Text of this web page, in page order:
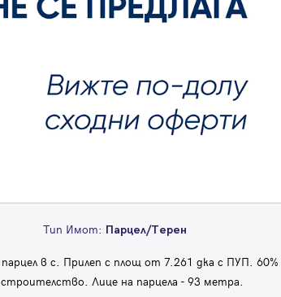
Тип Имот: Парцел/Терен
в с. Прилеп с площ от 7.261 дка с ПУП. 60%
Лице на парцела - 93 метра.